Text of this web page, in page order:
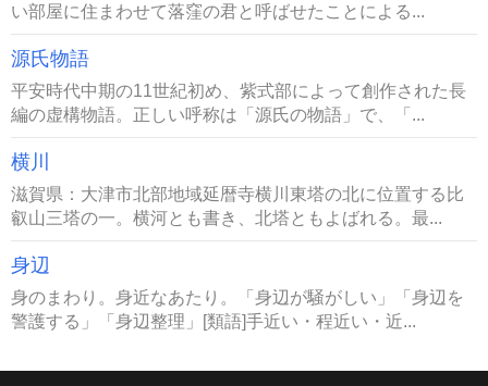
い部屋に住まわせて落窪の君と呼ばせたことによる...
源氏物語
平安時代中期の11世紀初め、紫式部によって創作された長
編の虚構物語。正しい呼称は「源氏の物語」で、「...
横川
滋賀県：大津市北部地域延暦寺横川東塔の北に位置する比
叡山三塔の一。横河とも書き、北塔ともよばれる。最...
身辺
身のまわり。身近なあたり。「身辺が騒がしい」「身辺を
警護する」「身辺整理」[類語]手近い・程近い・近...